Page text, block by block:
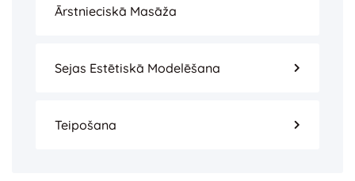
Ārstnieciskā Masāža
Sejas Estētiskā Modelēšana
Teipošana